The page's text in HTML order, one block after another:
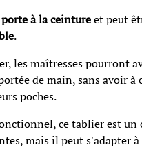
porte à la ceintureet peut
.
les maîtresses pourront
de main, sans avoir à
poches.
ce tablier est
mais il peut s'adapter